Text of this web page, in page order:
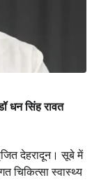
धन सिंह रावत
देहरादून। सूबे में
चिकित्सा स्वास्थ्य